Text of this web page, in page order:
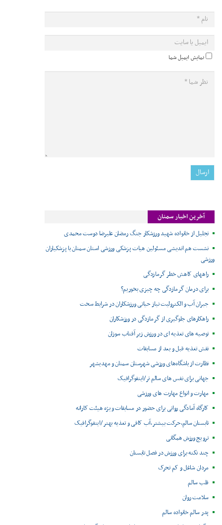
نمایش ایمیل شما
آخرین اخبار سمنان
تجلیل از خانواده شهید ورزشکار جنگ رمضان علیرضا دوست محمدی
نشست هم اندیشی مسئولین هیات پزشکی ورزشی استان سمنان با پزشکیاران
ورزشی
راههای کاهش خطر گرمازدگی
برای درمان گرمازدگی چه چیزی بخوریم؟
جبران آب و الکترولیت نیاز حیاتی ورزشکاران در شرایط سخت
راهکارهای جلوگیری از گرمازدگی در ورزشکاران
توصیه های تغذیه ای در ورزش زیر آفتاب سوزان
نقش تغذیه قبل و بعد از مسابقات
نظارت از باشگاه‌های ورزشی شهرستان سمنان و مهدیشهر
جهانی برای نفس های سالم تر/اینفوگرافیک
مهارت و انواع مهارت های ورزشی
کارگاه آمادگی روانی برای حضور در مسابقات ویژه هیئت کاراته
تابستان سالم،حرکت بیشتر،آب کافی و تغذیه بهتر /اینفوگرافیک
ترویج ورزش همگانی
چند نکته برای ورزش در فصل تابستان
مردان شاغل و کم تحرک
قلب سالم
سلامت روان
پدر سالم خانواده سالم